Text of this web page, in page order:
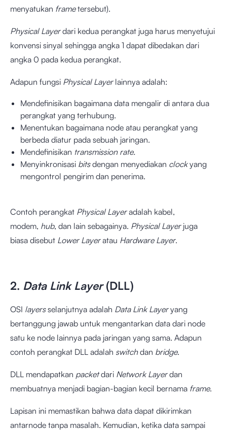
menyatukan frametersebut).
Physical Layerdari kedua perangkat juga harus menyetujui
konvensi sinyal sehingga angka 1 dapat dibedakan dari
angka 0 pada kedua perangkat.
Adapun fungsi Physical Layerlainnya adalah:
Mendefinisikan bagaimana data mengalir di antara dua
perangkat yang terhubung.
Menentukan bagaimana node atau perangkat yang
berbeda diatur pada sebuah jaringan.
Mendefinisikan transmission rate.
Menyinkronisasi bitsdengan menyediakan clockyang
mengontrol pengirim dan penerima.
Contoh perangkat Physical Layeradalah kabel,
modem, hub, dan lain sebagainya. Physical Layerjuga
biasa disebut Lower Layeratau Hardware Layer.
2. Data Link Layer(DLL)
OSI layersselanjutnya adalah Data Link Layeryang
bertanggung jawab untuk mengantarkan data dari node
satu ke node lainnya pada jaringan yang sama. Adapun
contoh perangkat DLL adalah switchdan bridge.
DLL mendapatkan packetdari Network Layerdan
membuatnya menjadi bagian-bagian kecil bernama frame.
Lapisan ini memastikan bahwa data dapat dikirimkan
antarnode tanpa masalah. Kemudian, ketika data sampai